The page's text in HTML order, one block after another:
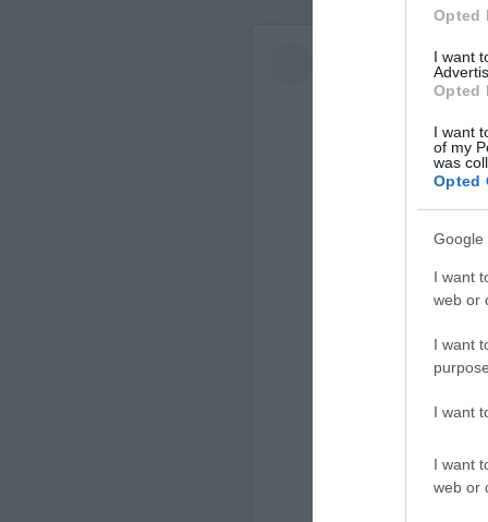
Opted
I want
Opted
I want
of my
was
Opted
Google
I want
web or
I want
I want
I want
web or